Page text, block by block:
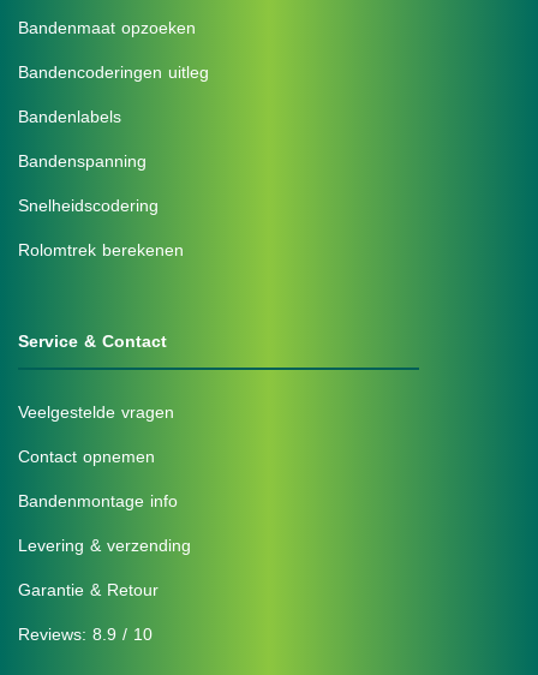
Bandenmaat opzoeken
Bandencoderingen uitleg
Bandenlabels
Bandenspanning
Snelheidscodering
Rolomtrek berekenen
Service & Contact
Veelgestelde vragen
Contact opnemen
Bandenmontage info
Levering & verzending
Garantie & Retour
Reviews: 8.9 / 10